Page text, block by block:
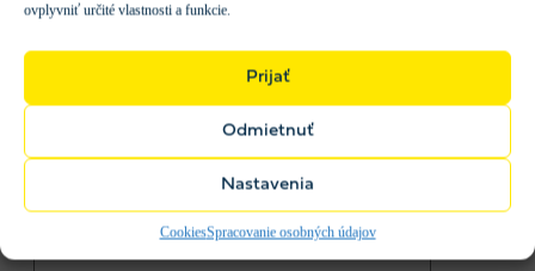
ovplyvniť určité vlastnosti a funkcie.
Prijať
Odmietnuť
Nastavenia
CookiesSpracovanie osobných údajov